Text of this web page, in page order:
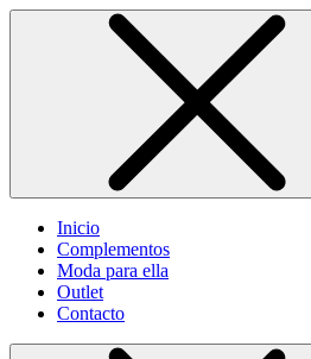
Inicio
Complementos
Moda para ella
Outlet
Contacto